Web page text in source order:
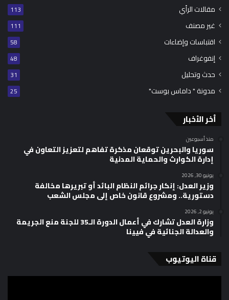
مقالات الرأي 113
غير مصنف 111
اقتباسات وإضاءات 58
إنفوغراف 48
حدث وتحليل 31
مدونة " داماس بوست" 25
أخر الأخبار
منذ أسبوعين
سوريا والبحرين توقعان مذكرة تفاهم لتعزيز التعاون في
إدارة الكوارث والحماية المدنية
يونيو 30, 2026
وزير العدل: إنكار جرائم النظام البائد أو تبريرها مخالفة
دستورية.. ومشروع قانون خاص إلى مجلس الشعب
يونيو 2, 2026
وزارة العدل تشارك في أعمال الدورة الـ35 للجنة منع الجريمة
والعدالة الجنائية في فيينا
قناة اليوتيوب